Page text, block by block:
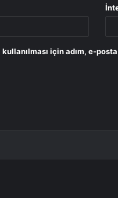
için adım, e-